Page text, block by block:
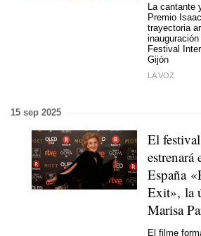
La cantante
Premio
trayectoria
Festival
Gijón
LA VOZ
15 sep 2025
El
estrenará
España
Exit», la
Marisa
El filme